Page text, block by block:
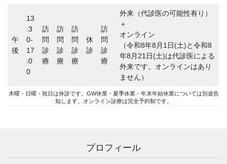
午
後
13
:3
0-
17
:0
0
訪
問
診
療
訪
問
診
療
訪
問
診
療
休
診
訪
問
診
療
外来（代診医の可能性有り）
＋
オンライン
（令和8年8月1日(土)と令和8
年8月21日(土)は代診医による
外来です。オンラインはあり
ません）
木曜・日曜・祝日は休診です。GW休業・夏季休業・年末年始休業については別途告
知します。オンライン診療は完全予約制です。
プロフィール